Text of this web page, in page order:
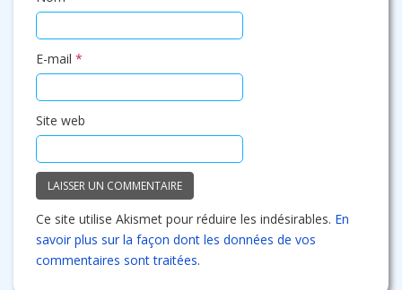
E-mail *
Site web
Ce site utilise Akismet pour réduire les indésirables. En
savoir plus sur la façon dont les données de vos
commentaires sont traitées.